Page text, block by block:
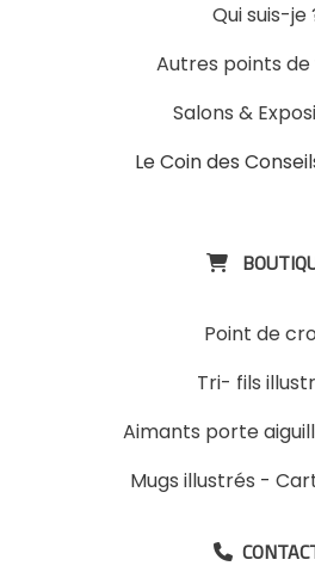
Qui suis-je
Autres points
Salons &
Le Coin des

Point de
Tri- fils
Aimants porte
Mugs illustrés -
